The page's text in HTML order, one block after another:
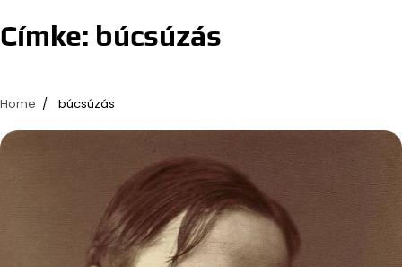
Címke: búcsúzás
Home búcsúzás